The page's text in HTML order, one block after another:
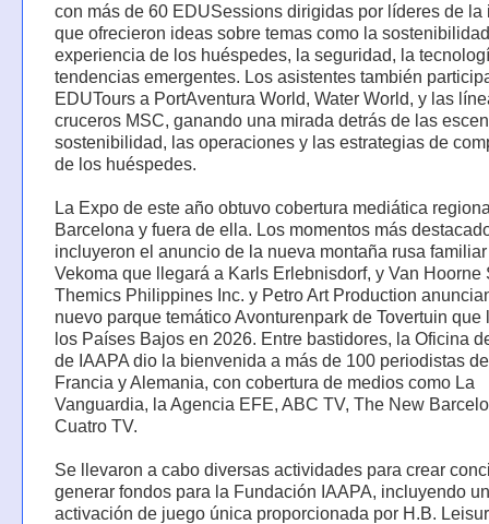
con más de 60 EDUSessions dirigidas por líderes de la
que ofrecieron ideas sobre temas como la
experiencia de los huéspedes, la seguridad, la
tendencias emergentes. Los asistentes también
EDUTours a PortAventura World, Water World, y las
cruceros MSC, ganando una mirada detrás de las
sostenibilidad, las operaciones y las estrategias de
de los huéspedes.
La Expo de este año obtuvo cobertura mediática
Barcelona y fuera de ella. Los momentos más
incluyeron el anuncio de la nueva montaña rusa
Vekoma que llegará a Karls Erlebnisdorf, y Van Hoorne
Themics Philippines Inc. y Petro Art Production
nuevo parque temático Avonturenpark de Tovertuin que
los Países Bajos en 2026. Entre bastidores, la Oficina
de IAAPA dio la bienvenida a más de 100 periodistas
Francia y Alemania, con cobertura de medios como La
Vanguardia, la Agencia EFE, ABC TV, The New
Cuatro TV.
Se llevaron a cabo diversas actividades para crear
generar fondos para la Fundación IAAPA, incluyendo
activación de juego única proporcionada por H.B.